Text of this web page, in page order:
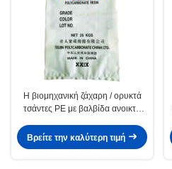
Η βιομηχανική ζάχαρη / ορυκτά
τσάντες PE με βαλβίδα ανοικτή
Βρείτε την καλύτερη τιμή